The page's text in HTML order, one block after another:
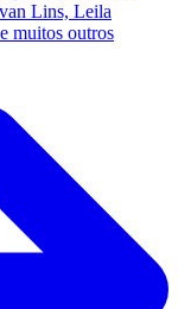
Lins, Leila
muitos outros